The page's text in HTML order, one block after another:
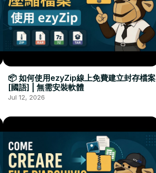
📦 如何使用ezyZip線上免費建立封存檔案
[國語] | 無需安裝軟體
Jul 12, 2026